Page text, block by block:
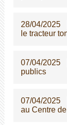
28/04/2025
le tracteur
07/04/2025
publics
07/04/2025
au Centre